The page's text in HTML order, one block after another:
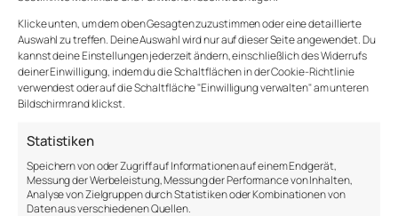
Klicke unten, um dem oben Gesagten zuzustimmen oder eine detaillierte
Auswahl zu treffen. Deine Auswahl wird nur auf dieser Seite angewendet. Du
kannst deine Einstellungen jederzeit ändern, einschließlich des Widerrufs
deiner Einwilligung, indem du die Schaltflächen in der Cookie-Richtlinie
verwendest oder auf die Schaltfläche "Einwilligung verwalten" am unteren
Bildschirmrand klickst.
Statistiken
Speichern von oder Zugriff auf Informationen auf einem Endgerät,
Messung der Werbeleistung, Messung der Performance von Inhalten,
Analyse von Zielgruppen durch Statistiken oder Kombinationen von
Daten aus verschiedenen Quellen.
– sure. But there is a twist. The more you
have, the more you spend. He nodded and
confirmed. He prioritized money and a career
over his family. But now, he is telling a
stranger high over the clouds that he would
And as the fat man in the airplane, we must
prioritize. Decide what not to do. Choose the
life that we want to live. Knowing that our life